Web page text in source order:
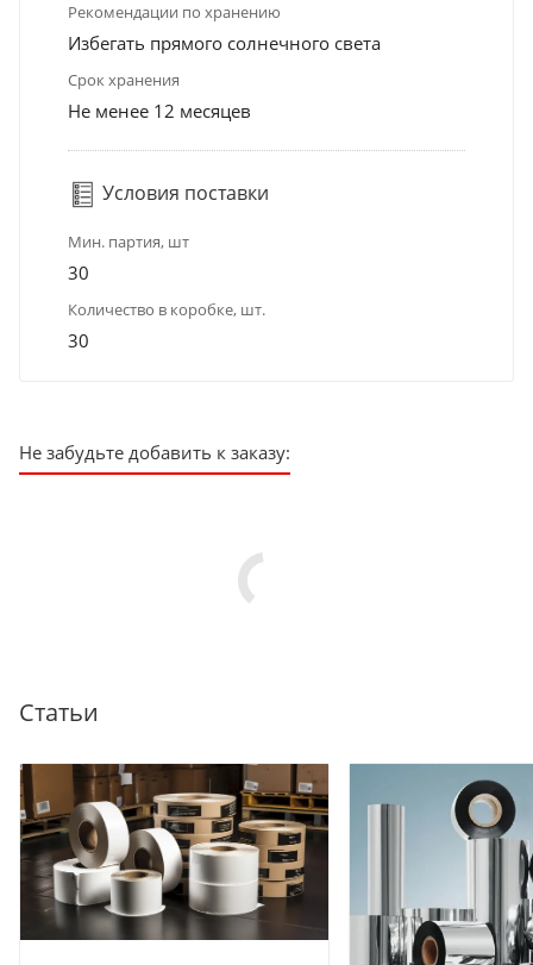
Рекомендации по хранению
Избегать прямого солнечного света
Срок хранения
Не менее 12 месяцев
Условия поставки
Мин. партия, шт
30
Количество в коробке, шт.
30
Не забудьте добавить к заказу:
Статьи